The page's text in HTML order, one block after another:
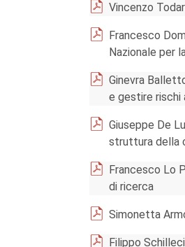
Vincenzo
Francesco
Nazionale per
Ginevra
e gestire rischi
Giuseppe De
struttura della
Francesco Lo
di ricerca
Simonetta
Filippo